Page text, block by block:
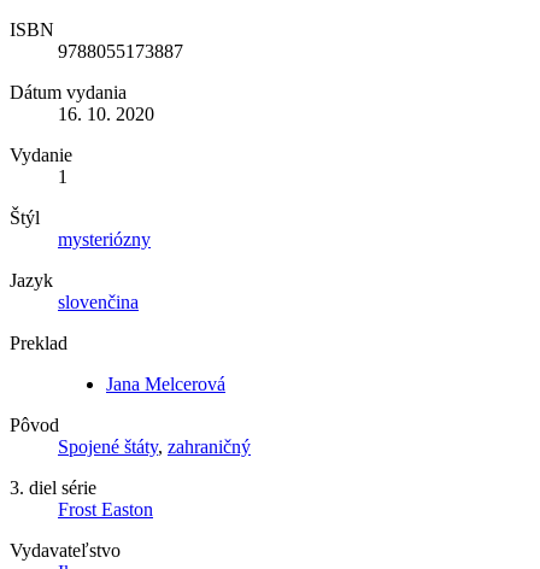
ISBN
9788055173887
Dátum vydania
16. 10. 2020
Vydanie
1
Štýl
mysteriózny
Jazyk
slovenčina
Preklad
Jana Melcerová
Pôvod
Spojené štáty, zahraničný
3. diel série
Frost Easton
Vydavateľstvo